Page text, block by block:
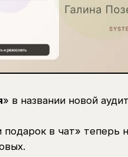
» в названии новой
в чат» теперь